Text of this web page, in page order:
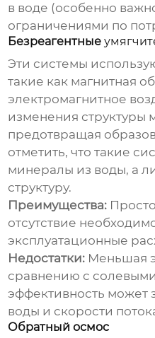
в воде (особенно
ограничениями по
Безреагентные
Эти системы
такие как магнитная
электромагнитное
изменения структуры
предотвращая
отметить, что такие
минералы из воды, а
структуру.
Преимущества:
отсутствие
эксплуатационные
Недостатки: Меньшая
сравнению с
эффективность может
воды и скорости
Обратный осмос